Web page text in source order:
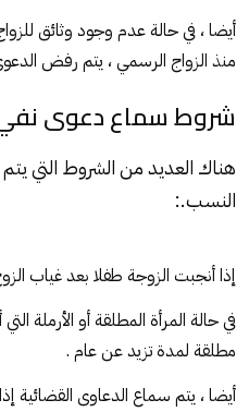
منذ الزواج الرسمي ، يتم رفض
شروط سماع دعوى
هناك العديد من الشروط التي
النسب.:
إذا أنجبت الزوجة طفلا بعد غياب
في حالة المرأة المطلقة أو الأرملة
مطلقة لمدة تزيد عن عام .